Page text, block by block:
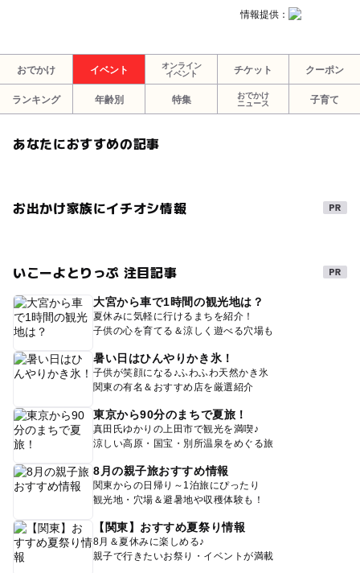
情報提供：
おでかけ イベント
オンライン
イベント
チケット クーポン
ランキング 年齢別 特集
おでかけ
ニュース
子育て
あなたにおすすめの記事
お出かけ家族にイチオシ情報
いこーよとりっぷ 注目記事
大宮から車で1時間の観光地は？
夏休みに気軽に行けるまちを紹介！
子供の心を育てる＆涼しく遊べる穴場も
暑い日はひんやりかき氷！
子供が笑顔になる♪ふわふわ天然かき氷
関東の有名＆おすすめ店を厳選紹介
東京から90分のまちで夏旅！
真田氏ゆかりの上田市で観光を満喫♪
涼しい高原・国宝・別所温泉をめぐる旅
8月の親子旅おすすめ情報
関東からの日帰り～1泊旅にぴったり
観光地・穴場＆避暑地や収穫体験も！
【関東】おすすめ夏祭り情報
8月＆夏休みに楽しめる♪
親子で行きたいお祭り・イベントが満載